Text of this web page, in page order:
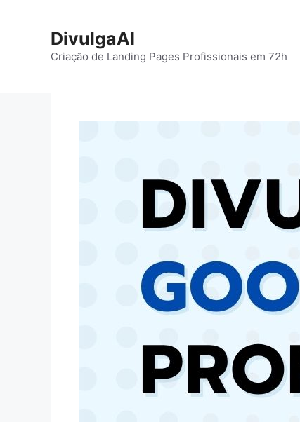
conteúdo
DivulgaAI
Criação de Landing Pages Profissionais em 72h